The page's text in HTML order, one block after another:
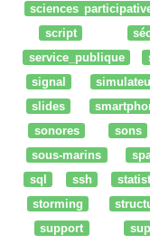
sciences
script
service_publique
signal
slides
sonores
sons
sous-marins
sql
ssh
storming
support